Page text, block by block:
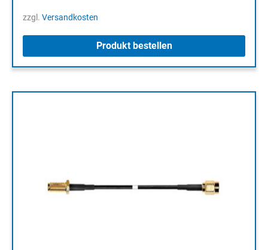
zzgl. Versandkosten
Produkt bestellen